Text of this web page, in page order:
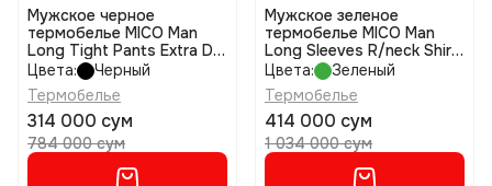
Мужское черное
термобелье MICO Man
Long Tight Pants Extra Dry
Skintech размер ii
Цвета:
Черный
Термобелье
314 000 сум
784 000 сум
Мужское зеленое
термобелье MICO Man
Long Sleeves R/neck Shirt
Extra Dry размер i
Цвета:
Зеленый
Термобелье
414 000 сум
1 034 000 сум